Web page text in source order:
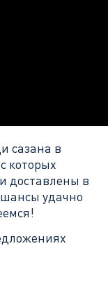
сазана в
которых
доставлены в
удачно